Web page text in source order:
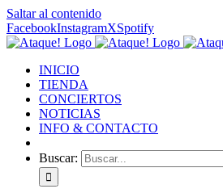
Saltar al contenido
FacebookInstagramXSpotify
INICIO
TIENDA
CONCIERTOS
NOTICIAS
INFO & CONTACTO
Buscar: